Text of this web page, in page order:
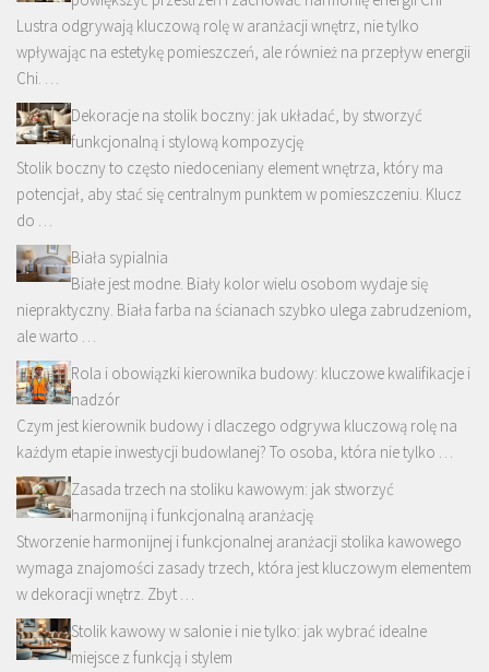
Lustra odgrywają kluczową rolę w aranżacji wnętrz, nie tylko
wpływając na estetykę pomieszczeń, ale również na przepływ energii
Chi. …
Dekoracje na stolik boczny: jak układać, by stworzyć
funkcjonalną i stylową kompozycję
Stolik boczny to często niedoceniany element wnętrza, który ma
potencjał, aby stać się centralnym punktem w pomieszczeniu. Klucz
do …
Biała sypialnia
Białe jest modne. Biały kolor wielu osobom wydaje się
niepraktyczny. Biała farba na ścianach szybko ulega zabrudzeniom,
ale warto …
Rola i obowiązki kierownika budowy: kluczowe kwalifikacje i
nadzór
Czym jest kierownik budowy i dlaczego odgrywa kluczową rolę na
każdym etapie inwestycji budowlanej? To osoba, która nie tylko …
Zasada trzech na stoliku kawowym: jak stworzyć
harmonijną i funkcjonalną aranżację
Stworzenie harmonijnej i funkcjonalnej aranżacji stolika kawowego
wymaga znajomości zasady trzech, która jest kluczowym elementem
w dekoracji wnętrz. Zbyt …
Stolik kawowy w salonie i nie tylko: jak wybrać idealne
miejsce z funkcją i stylem